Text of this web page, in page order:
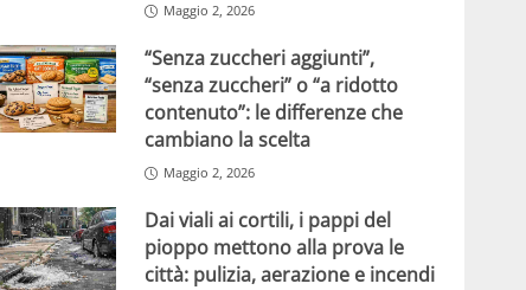
Maggio 2, 2026
“Senza zuccheri aggiunti”,
“senza zuccheri” o “a ridotto
contenuto”: le differenze che
cambiano la scelta
Maggio 2, 2026
Dai viali ai cortili, i pappi del
pioppo mettono alla prova le
città: pulizia, aerazione e incendi